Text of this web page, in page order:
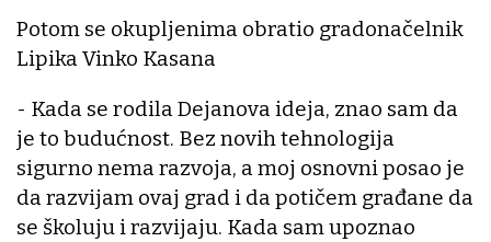
Potom se okupljenima obratio gradonačelnik
Lipika Vinko Kasana
- Kada se rodila Dejanova ideja, znao sam da
je to budućnost. Bez novih tehnologija
sigurno nema razvoja, a moj osnovni posao je
da razvijam ovaj grad i da potičem građane da
se školuju i razvijaju. Kada sam upoznao